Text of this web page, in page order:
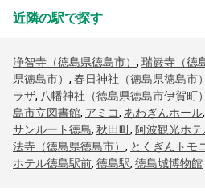
近隣の駅で探す
浄智寺（徳島県徳島市） , 瑞巌寺（徳
県徳島市） , 春日神社（徳島県徳島市）
ラザ, 八幡神社（徳島県徳島市伊賀町）
島市立図書館, アミコ, あわぎんホール,
サンルート徳島, 秋田町, 阿波観光ホテ
法寺（徳島県徳島市） , とくぎんトモ
ホテル徳島駅前, 徳島駅, 徳島城博物館